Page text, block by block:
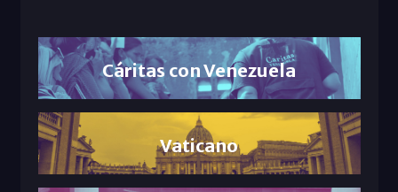
Cáritas con Venezuela
Vaticano